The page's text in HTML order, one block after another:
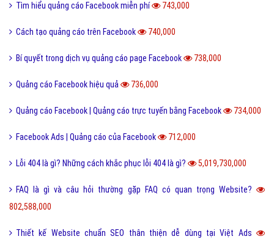
Tìm hiểu quảng cáo Facebook miễn phí 743,000
Cách tạo quảng cáo trên Facebook 740,000
Bí quyết trong dịch vụ quảng cáo page Facebook 738,000
Quảng cáo Facebook hiệu quả 736,000
Quảng cáo Facebook | Quảng cáo trực tuyến bằng Facebook 734,000
Facebook Ads | Quảng cáo của Facebook 712,000
Lỗi 404 là gì? Những cách khắc phục lỗi 404 là gì? 5,019,730,000
FAQ là gì và câu hỏi thường gặp FAQ có quan trọng Website?
802,588,000
Thiết kế Website chuẩn SEO thân thiện dễ dùng tại Việt Ads